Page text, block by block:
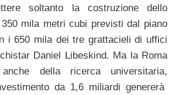
soltanto la costruzione dello
mila metri cubi previsti dal piano
i 650 mila dei tre grattacieli di uffici
Daniel Libeskind. Ma la Roma
della ricerca universitaria,
da 1,6 miliardi genererà